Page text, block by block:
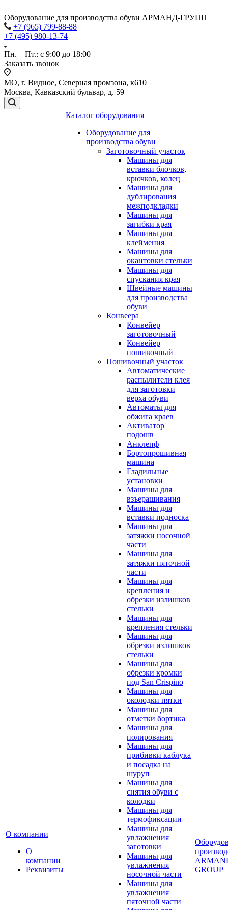
Оборудование для производства обуви АРМАНД-ГРУПП
+7 (965) 799-88-88
+7 (495) 980-13-74
Пн. – Пт.: с 9:00 до 18:00
Заказать звонок
МО, г. Видное, Северная промзона, к610
Москва, Кавказский бульвар, д. 59
О компании
О
компании
Реквизиты
Каталог оборудования
Оборудование для
производства обуви
Заготовочный участок
Машины для
вставки блочков,
крючков, колец
Машины для
дублирования
межподкладки
Машины для
загибки края
Машины для
клеймения
Машины для
окантовки стельки
Машины для
спускания края
Швейные машины
для производства
обуви
Конвеера
Конвейер
заготовочный
Конвейер
пошивочный
Пошивочный участок
Автоматические
распылители клея
для заготовки
верха обуви
Автоматы для
обжига краев
Активатор
подошв
Анклепф
Бортопрошивная
машина
Гладильные
установки
Машины для
взъерашивания
Машины для
вставки подноска
Машины для
затяжки носочной
части
Машины для
затяжки пяточной
части
Машины для
крепления и
обрезки излишков
стельки
Машины для
крепления стельки
Машины для
обрезки излишков
стельки
Машины для
обрезки кромки
под San Crispino
Машины для
околодки пятки
Машины для
отметки бортика
Машины для
полирования
Машины для
прибивки каблука
и посадка на
шуруп
Машины для
снятия обуви с
колодки
Машины для
термофиксации
Машины для
увлажнения
заготовки
Машины для
увлажнения
носочной части
Машины для
увлажнения
пяточной части
GROUP